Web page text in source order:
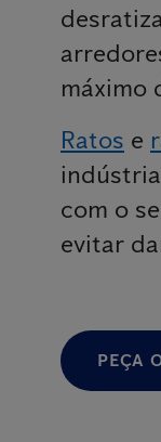
máximo
Ratos e
com o
evitar
PEÇA